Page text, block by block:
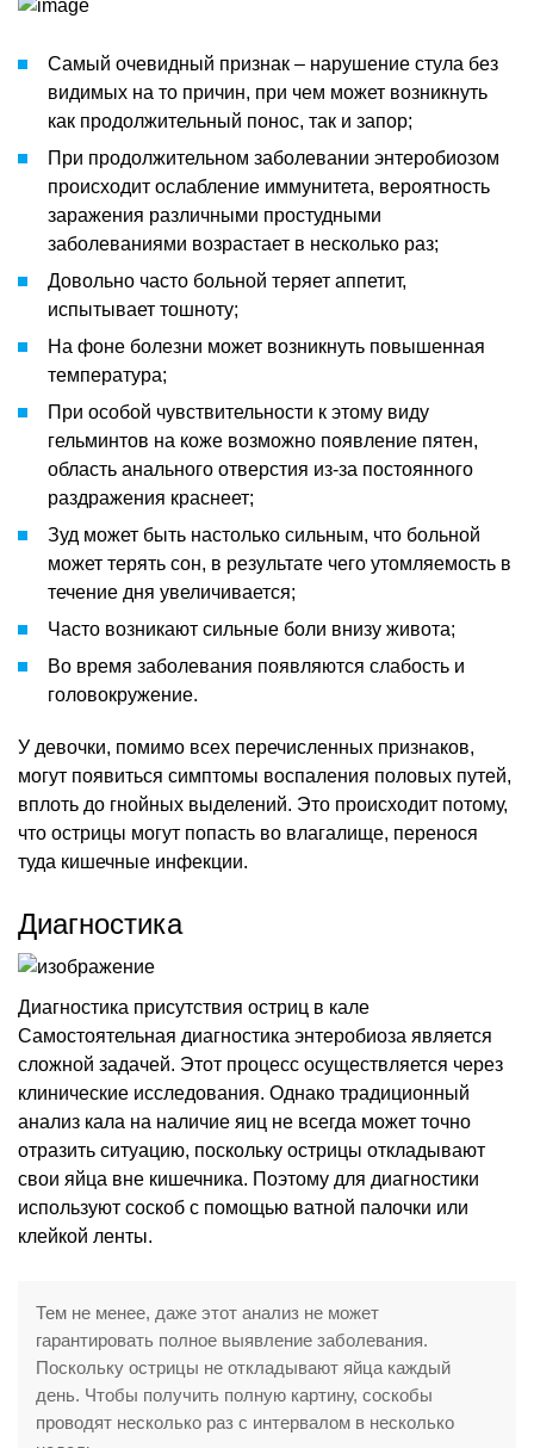
Самый очевидный признак – нарушение стула без
видимых на то причин, при чем может возникнуть
как продолжительный понос, так и запор;
При продолжительном заболевании энтеробиозом
происходит ослабление иммунитета, вероятность
заражения различными простудными
заболеваниями возрастает в несколько раз;
Довольно часто больной теряет аппетит,
испытывает тошноту;
На фоне болезни может возникнуть повышенная
температура;
При особой чувствительности к этому виду
гельминтов на коже возможно появление пятен,
область анального отверстия из-за постоянного
раздражения краснеет;
Зуд может быть настолько сильным, что больной
может терять сон, в результате чего утомляемость в
течение дня увеличивается;
Часто возникают сильные боли внизу живота;
Во время заболевания появляются слабость и
головокружение.
У девочки, помимо всех перечисленных признаков,
могут появиться симптомы воспаления половых путей,
вплоть до гнойных выделений. Это происходит потому,
что острицы могут попасть во влагалище, перенося
туда кишечные инфекции.
Диагностика
Диагностика присутствия остриц в кале
Самостоятельная диагностика энтеробиоза является
сложной задачей. Этот процесс осуществляется через
клинические исследования. Однако традиционный
анализ кала на наличие яиц не всегда может точно
отразить ситуацию, поскольку острицы откладывают
свои яйца вне кишечника. Поэтому для диагностики
используют соскоб с помощью ватной палочки или
клейкой ленты.
Тем не менее, даже этот анализ не может
гарантировать полное выявление заболевания.
Поскольку острицы не откладывают яйца каждый
день. Чтобы получить полную картину, соскобы
проводят несколько раз с интервалом в несколько